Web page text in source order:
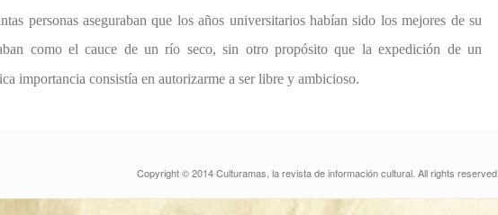
personas aseguraban que los años universitarios habían sido los mejores de su
como el cauce de un río seco, sin otro propósito que la expedición de un
importancia consistía en autorizarme a ser libre y ambicioso.
Copyright © 2014 Culturamas, la revista de información cultural. All rights reserved.